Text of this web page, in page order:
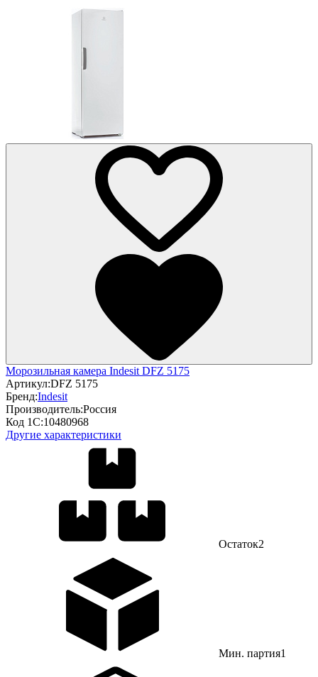
Морозильная камера Indesit DFZ 5175
Артикул:DFZ 5175
Бренд:Indesit
Производитель:Россия
Код 1С:10480968
Другие характеристики
Остаток2
Мин. партия1